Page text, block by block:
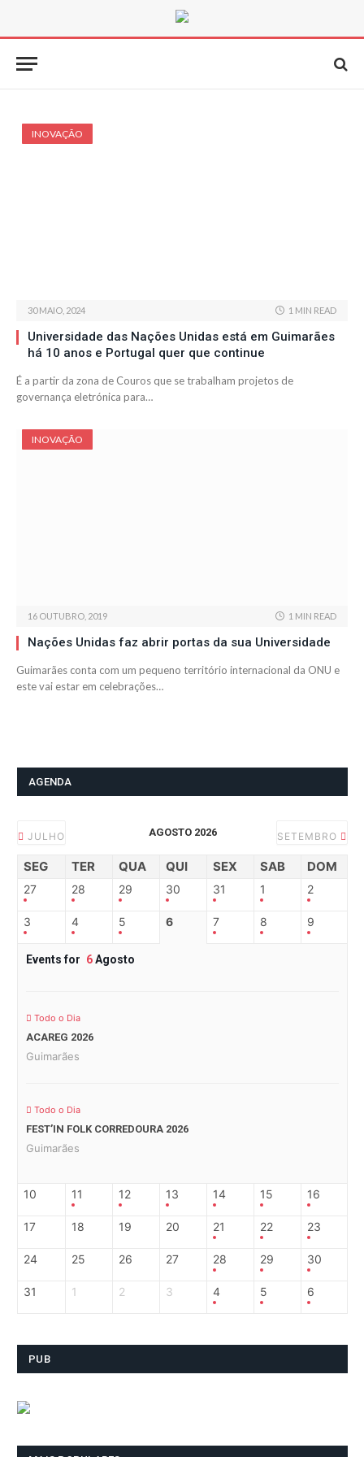
INOVAÇÃO
30 MAIO, 2024 1 MIN READ
Universidade das Nações Unidas está em Guimarães
há 10 anos e Portugal quer que continue
É a partir da zona de Couros que se trabalham projetos de
governança eletrónica para…
INOVAÇÃO
16 OUTUBRO, 2019 1 MIN READ
Nações Unidas faz abrir portas da sua Universidade
Guimarães conta com um pequeno território internacional da ONU e
este vai estar em celebrações…
AGENDA
JULHO AGOSTO 2026 SETEMBRO
SEG TER QUA QUI SEX SAB DOM
27 28 29 30 31 1 2
3 4 5 6 7 8 9
Events for 6Agosto
Todo o Dia
ACAREG 2026
Guimarães
Todo o Dia
FEST’IN FOLK CORREDOURA 2026
Guimarães
10 11 12 13 14 15 16
17 18 19 20 21 22 23
24 25 26 27 28 29 30
31 1 2 3 4 5 6
PUB